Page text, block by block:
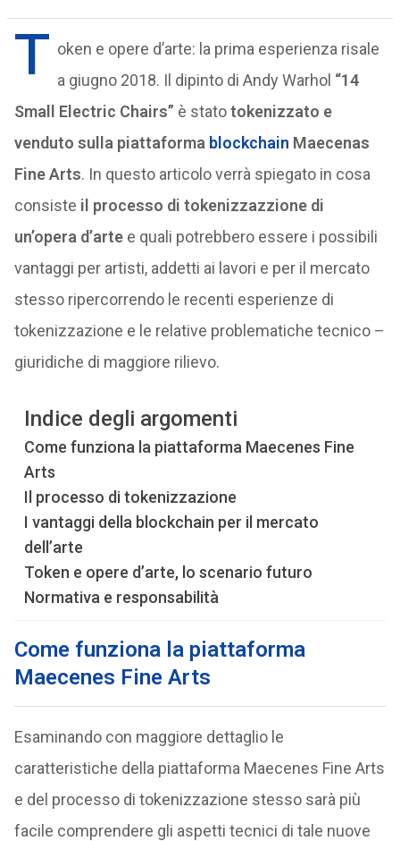
T oken e opere d’arte: la prima esperienza risale
a giugno 2018. Il dipinto di Andy Warhol “14
Small Electric Chairs” è statotokenizzato e
venduto sulla piattaforma blockchain Maecenas
Fine Arts. In questo articolo verrà spiegato in cosa
consiste il processo di tokenizzazzione di
un’opera d’artee quali potrebbero essere i possibili
vantaggi per artisti, addetti ai lavori e per il mercato
stesso ripercorrendo le recenti esperienze di
tokenizzazione e le relative problematiche tecnico –
giuridiche di maggiore rilievo.
Indice degli argomenti
Come funziona la piattaforma Maecenes Fine
Arts
Il processo di tokenizzazione
I vantaggi della blockchain per il mercato
dell’arte
Token e opere d’arte, lo scenario futuro
Normativa e responsabilità
Come funziona la piattaforma
Maecenes Fine Arts
Esaminando con maggiore dettaglio le
caratteristiche della piattaforma Maecenes Fine Arts
e del processo di tokenizzazione stesso sarà più
facile comprendere gli aspetti tecnici di tale nuove